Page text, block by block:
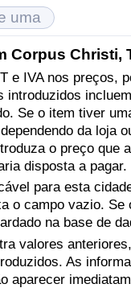
Corpus Christi,
e IVA nos preços,
introduzidos
Se o item tiver
da loja
o preço que
disposta a pagar.
para esta
o campo vazio. Se
na base de
valores
As
aparecer
de Vida (Atual)
de Vida
de Vida Por País
de Imóveis (Atual)
de Imóveis
de Imóveis por
de Vida
de Vida (Atual)
de vida por país
de Crime (Atual)